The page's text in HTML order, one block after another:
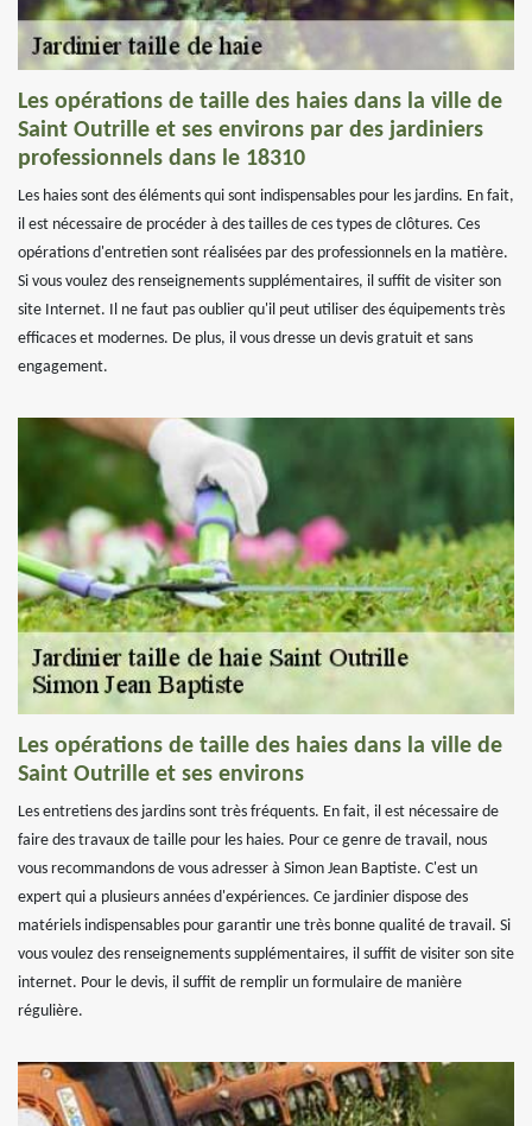
Les opérations de taille des haies dans la ville de
Saint Outrille et ses environs par des jardiniers
professionnels dans le 18310
Les haies sont des éléments qui sont indispensables pour les jardins. En fait,
il est nécessaire de procéder à des tailles de ces types de clôtures. Ces
opérations d'entretien sont réalisées par des professionnels en la matière.
Si vous voulez des renseignements supplémentaires, il suffit de visiter son
site Internet. Il ne faut pas oublier qu'il peut utiliser des équipements très
efficaces et modernes. De plus, il vous dresse un devis gratuit et sans
engagement.
Les opérations de taille des haies dans la ville de
Saint Outrille et ses environs
Les entretiens des jardins sont très fréquents. En fait, il est nécessaire de
faire des travaux de taille pour les haies. Pour ce genre de travail, nous
vous recommandons de vous adresser à Simon Jean Baptiste. C'est un
expert qui a plusieurs années d'expériences. Ce jardinier dispose des
matériels indispensables pour garantir une très bonne qualité de travail. Si
vous voulez des renseignements supplémentaires, il suffit de visiter son site
internet. Pour le devis, il suffit de remplir un formulaire de manière
régulière.